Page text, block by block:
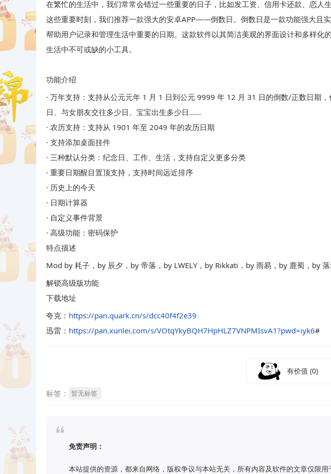
在繁忙的生活中，我们常常会错过一些重要的日子，比如发工资、信用卡还款、恋人
这些重要时刻，我们推荐一款强大的安卓APP——倒数日。倒数日是一款功能强大且
帮助用户记录和管理生活中重要的日期。这款软件以其简洁美观的界面设计和多样化
生活中不可或缺的小工具。
功能介绍
· 万年支持：支持从公元元年 1 月 1 日到公元 9999 年 12 月 31 日的倒数/正数日期
日、与女朋友交往多少日、宝宝出生多少日……
· 农历支持：支持从 1901 年至 2049 年的农历日期
· 支持添加桌面挂件
· 三种默认分类：纪念日、工作、生活，支持自定义更多分类
· 重要日期醒目置顶支持，支持时间远近排序
· 历史上的今天
· 日期计算器
· 自定义事件背景
· 高级功能：密码保护
特点描述
Mod by 耗子，by 辰夕，by 帝落，by LWELY，by Rikkati，by 雨易，by 鹿蜀，by
解锁高级版功能
下载地址
夸克： https://pan.quark.cn/s/dcc40f4f2e39
迅雷： https://pan.xunlei.com/s/VOtqYkyBQH7HpHLZ7VNPMIsvA1?pwd=iyk6#
有价值(0)
标签： 暂无标签
免责声明：
本站提供的资源，都来自网络，版权争议与本站无关，所有内容及软件的文章仅限